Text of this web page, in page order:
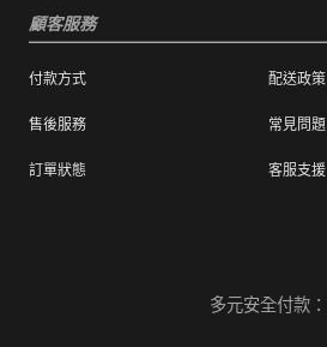
顧客服務
付款方式 配送政策
售後服務 常見問題
訂單狀態 客服支援
多元安全付款：